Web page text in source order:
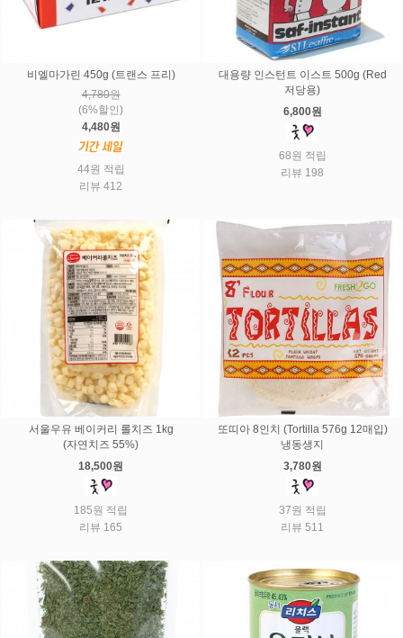
비엘마가린 450g (트랜스 프리)
4,780원
(6%할인)
4,480원
44원 적립
리뷰 412
대용량 인스턴트 이스트 500g (Red
저당용)
6,800원
68원 적립
리뷰 198
서울우유 베이커리 롤치즈 1kg
(자연치즈 55%)
18,500원
185원 적립
리뷰 165
또띠아 8인치 (Tortilla 576g 12매입)
냉동생지
3,780원
37원 적립
리뷰 511